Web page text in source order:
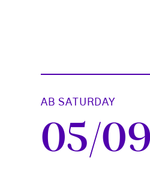
AB SATURDAY
05/09